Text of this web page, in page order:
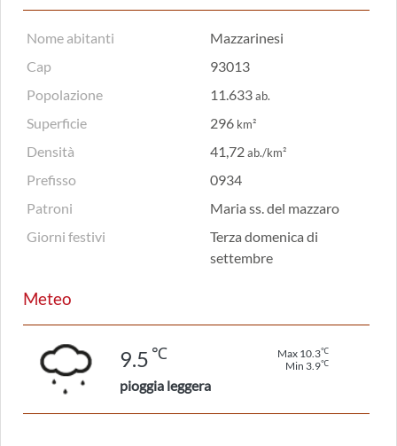
Nome abitanti
Mazzarinesi
Cap
93013
Popolazione
11.633ab.
Superficie 296 km²
Densità 41,72ab./km²
Prefisso
0934
Patroni
Maria ss. del mazzaro
Giorni festivi
Terza domenica di
settembre
Meteo
9.5 ℃ Max 10.3℃
Min 3.9℃
pioggia leggera